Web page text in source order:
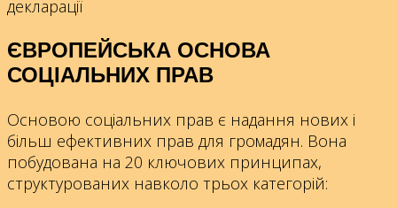
декларації
ЄВРОПЕЙСЬКА ОСНОВА
СОЦІАЛЬНИХ ПРАВ
Основою соціальних прав є надання нових і
більш ефективних прав для громадян. Вона
побудована на 20 ключових принципах,
структурованих навколо трьох категорій: